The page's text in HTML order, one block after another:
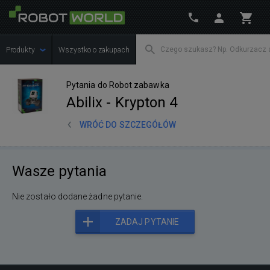
Produkty Wszystko o zakupach
Pytania do Robot zabawka
Abilix - Krypton 4
WRÓĆ DO SZCZEGÓŁÓW
Wasze pytania
Nie zostało dodane żadne pytanie.
ZADAJ PYTANIE